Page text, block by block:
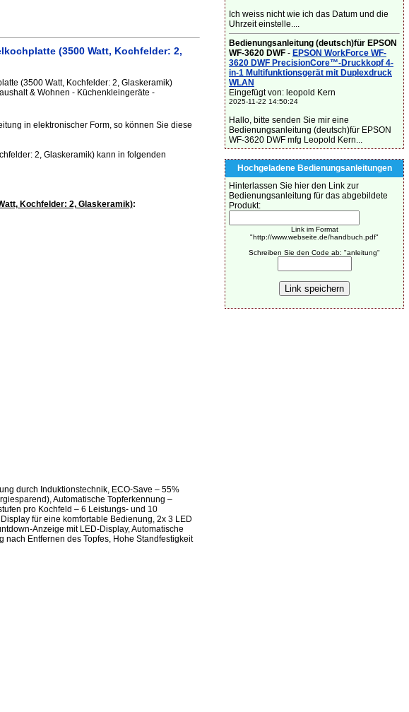
(3500 Watt, Kochfelder: 2,
(3500 Watt, Kochfelder: 2, Glaskeramik)
& Wohnen - Küchenkleingeräte -
in elektronischer Form, so können Sie diese
2, Glaskeramik) kann in folgenden
Kochfelder: 2, Glaskeramik):
durch Induktionstechnik, ECO-Save – 55%
Automatische Topferkennung –
pro Kochfeld – 6 Leistungs- und 10
für eine komfortable Bedienung, 2x 3 LED
Anzeige mit LED-Display, Automatische
Entfernen des Topfes, Hohe Standfestigkeit
Ich weiss nicht wie ich das Datum und die
Uhrzeit einstelle....
Bedienungsanleitung (deutsch)für EPSON
WF-3620 DWF - EPSON WorkForce WF-
3620 DWF PrecisionCore™-Druckkopf 4-
in-1 Multifunktionsgerät mit Duplexdruck
WLAN
Eingefügt von: leopold Kern
2025-11-22 14:50:24
Hallo, bitte senden Sie mir eine
Bedienungsanleitung (deutsch)für EPSON
WF-3620 DWF mfg Leopold Kern...
Hochgeladene Bedienungsanleitungen
Hinterlassen Sie hier den Link zur
Bedienungsanleitung für das abgebildete
Produkt:
Link im Format
"http://www.webseite.de/handbuch.pdf"
Schreiben Sie den Code ab: "anleitung"